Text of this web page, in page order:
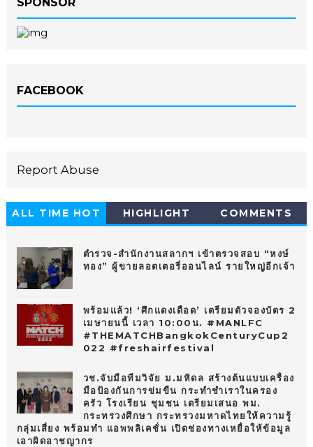
SPONSOR
FACEBOOK
Report Abuse
ALL TIME HOT
HIGHLIGHT COMMENTS
ตำรวจ-สำนักงานสลากฯ เข้าตรวจสอบ “หงษ์
ทอง” ผู้ขายลอตเตอรี่ออนไลน์ รายใหญ่อีกเจ้า
พร้อมแล้ว! ‘ศึกแดงเดือด’ เตรียมตัวจองบัตร 2
เมษายนนี้ เวลา 10:00น. #MANLFC
#THEMATCHBangkokCenturyCup2
022 #freshairfestival
วช.จับมือทีมวิจัย ม.มหิดล สร้างต้นแบบเครื่อง
มือป้องกันการข่มขืน กระทำชำเราในครอง
ครัว โรงเรียน ชุมชน เตรียมเสนอ พม.
กระทรวงศึกษา กระทรวงมหาดไทยให้ความรู้
กลุ่มเสี่ยง พร้อมทำ แอพพลิเคชั่น เปิดช่องทางเหยื่อให้ข้อมูล
เอาผิดอาชญากร